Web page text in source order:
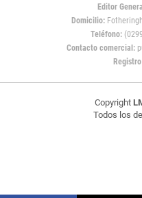
Editor
Domicilio:
Teléfono:
Contacto comercial:
Copyright
Todos los